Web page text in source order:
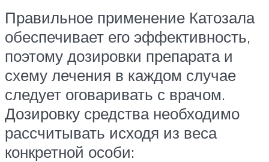
Правильное применение Катозала
обеспечивает его эффективность,
поэтому дозировки препарата и
схему лечения в каждом случае
следует оговаривать с врачом.
Дозировку средства необходимо
рассчитывать исходя из веса
конкретной особи: